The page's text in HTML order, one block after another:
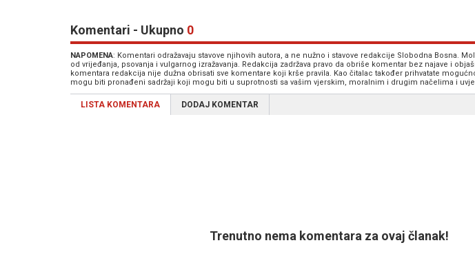
Komentari - Ukupno 0
NAPOMENA: Komentari odražavaju stavove njihovih autora, a ne nužno i stavove redakcije Slobodna Bosna.
od vrijeđanja, psovanja i vulgarnog izražavanja. Redakcija zadržava pravo da obriše komentar bez najave i
komentara redakcija nije dužna obrisati sve komentare koji krše pravila. Kao čitalac također prihvatate
mogu biti pronađeni sadržaji koji mogu biti u suprotnosti sa vašim vjerskim, moralnim i drugim načelima i
LISTA KOMENTARA DODAJ KOMENTAR
Trenutno nema komentara za ovaj članak!